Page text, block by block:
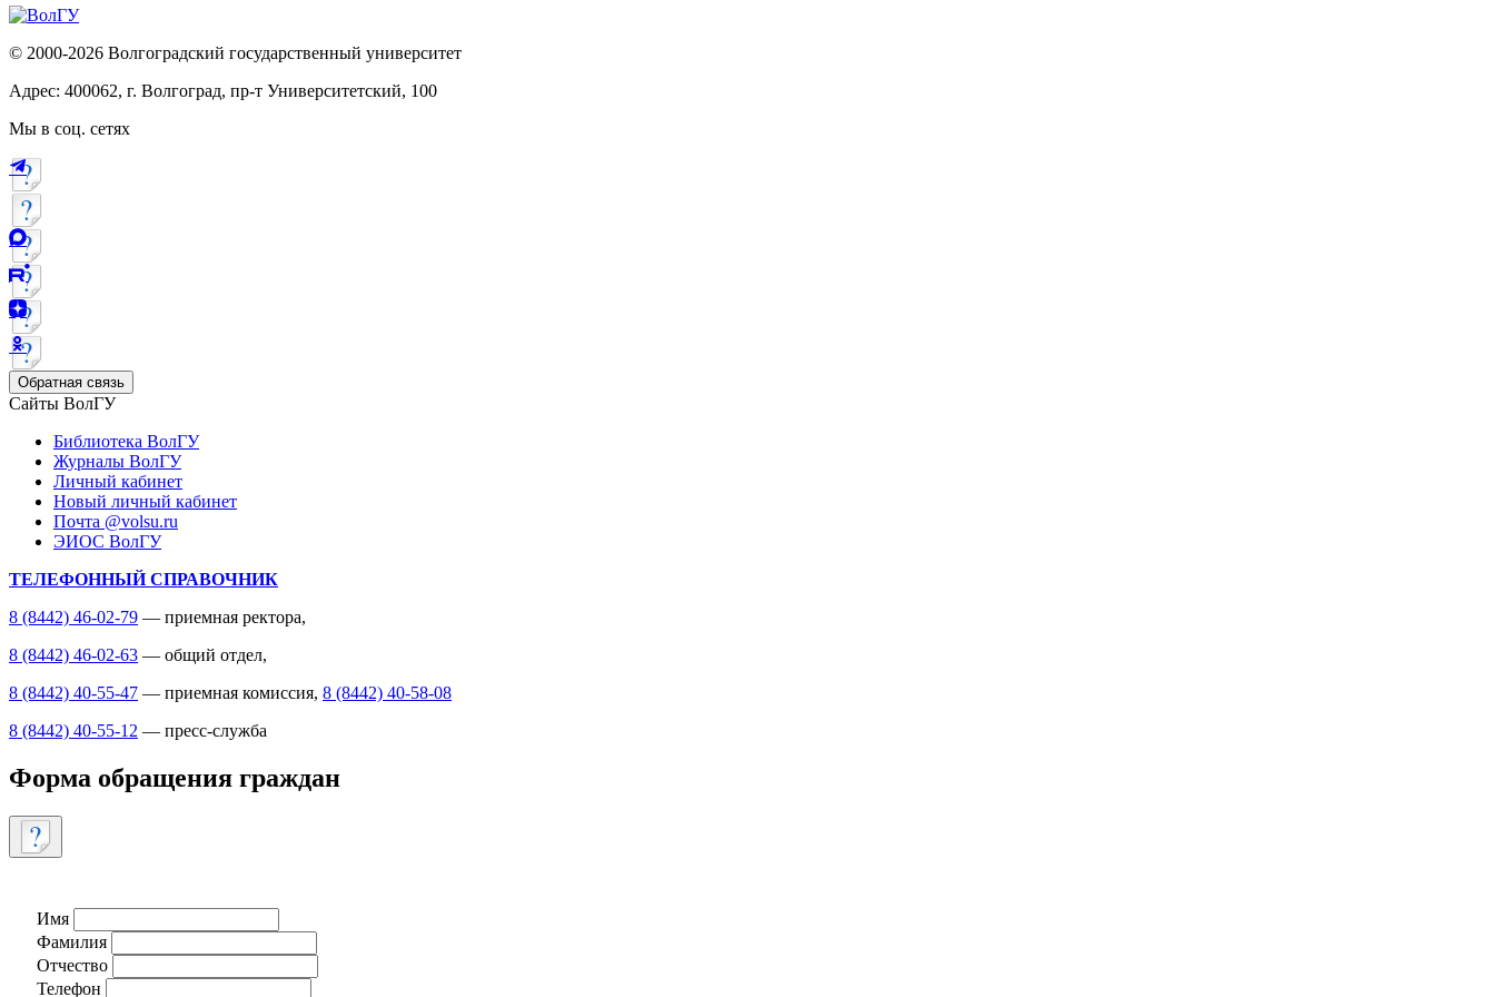
© 2000-2026 Волгоградский государственный университет
Адрес: 400062, г. Волгоград, пр-т Университетский, 100
Мы в соц. сетях
Обратная связь
Сайты ВолГУ
Библиотека ВолГУ
Журналы ВолГУ
Личный кабинет
Новый личный кабинет
Почта @volsu.ru
ЭИОС ВолГУ
ТЕЛЕФОННЫЙ СПРАВОЧНИК
8 (8442) 46-02-79 — приемная ректора,
8 (8442) 46-02-63 — общий отдел,
8 (8442) 40-55-47 — приемная комиссия, 8 (8442) 40-58-08
8 (8442) 40-55-12 — пресс-служба
Форма обращения граждан
Имя
Фамилия
Отчество
Телефон